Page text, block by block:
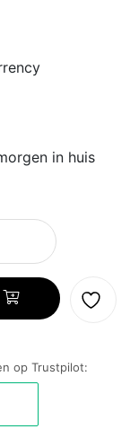
in huis
op Trustpilot: